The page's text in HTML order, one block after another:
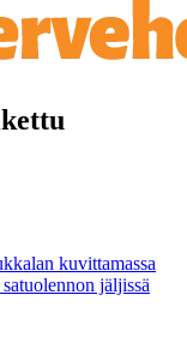
kuvittamassa
jäljissä